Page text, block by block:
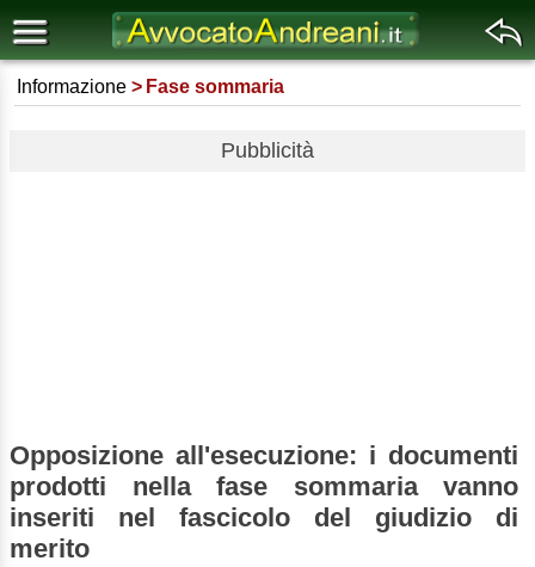
Informazione Fase sommaria
Pubblicità
Opposizione all'esecuzione: i documenti
prodotti nella fase sommaria vanno
inseriti nel fascicolo del giudizio di
merito